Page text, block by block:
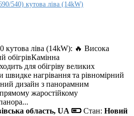
540) кутова ліва (14kW)
кутова ліва (14kW): 🔥 Висока
обігрівКамінна
для обігріву великих
швидке нагрівання та рівномірний
дизайн з панорамним
жаростійкому
область, UA Стан: Новий